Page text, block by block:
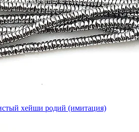
хейши родий (имитация)